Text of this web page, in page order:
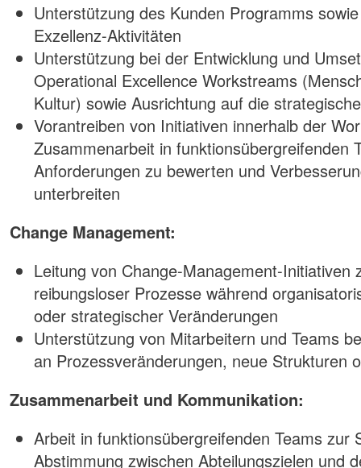
Unterstützung des Kunden Programms
Exzellenz-Aktivitäten
Unterstützung bei der Entwicklung und
Operational Excellence Workstreams
Kultur) sowie Ausrichtung auf die
Vorantreiben von Initiativen innerhalb der
Zusammenarbeit in funktionsübergreifenden
Anforderungen zu bewerten und
unterbreiten
Change Management:
Leitung von Change-Management-Initiativen
reibungsloser Prozesse während
oder strategischer Veränderungen
Unterstützung von Mitarbeitern und Teams
an Prozessveränderungen, neue Strukturen
Zusammenarbeit und Kommunikation:
Arbeit in funktionsübergreifenden Teams zur
Abstimmung zwischen Abteilungszielen und